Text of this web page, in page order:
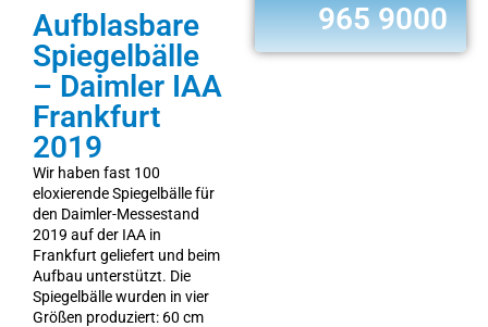
965 9000
Aufblasbare
Spiegelbälle
– Daimler IAA
Frankfurt
2019
Wir haben fast 100
eloxierende Spiegelbälle für
den Daimler-Messestand
2019 auf der IAA in
Frankfurt geliefert und beim
Aufbau unterstützt. Die
Spiegelbälle wurden in vier
Größen produziert: 60 cm